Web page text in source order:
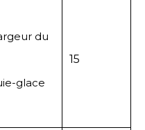
du
glace
15